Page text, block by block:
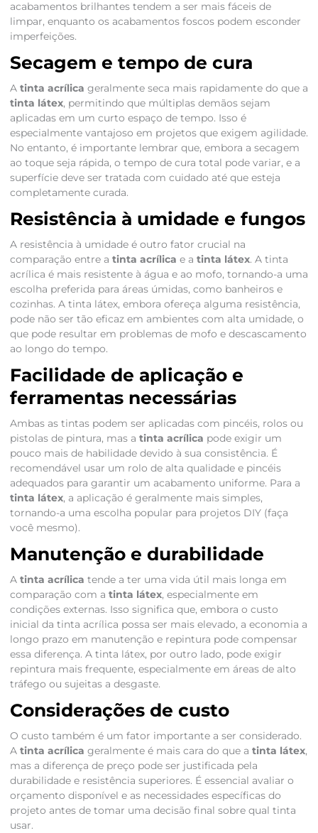
acabamentos brilhantes tendem a ser mais fáceis de
limpar, enquanto os acabamentos foscos podem esconder
imperfeições.
Secagem e tempo de cura
A tinta acrílica geralmente seca mais rapidamente do que a
tinta látex, permitindo que múltiplas demãos sejam
aplicadas em um curto espaço de tempo. Isso é
especialmente vantajoso em projetos que exigem agilidade.
No entanto, é importante lembrar que, embora a secagem
ao toque seja rápida, o tempo de cura total pode variar, e a
superfície deve ser tratada com cuidado até que esteja
completamente curada.
Resistência à umidade e fungos
A resistência à umidade é outro fator crucial na
comparação entre a tinta acrílica e a tinta látex. A tinta
acrílica é mais resistente à água e ao mofo, tornando-a uma
escolha preferida para áreas úmidas, como banheiros e
cozinhas. A tinta látex, embora ofereça alguma resistência,
pode não ser tão eficaz em ambientes com alta umidade, o
que pode resultar em problemas de mofo e descascamento
ao longo do tempo.
Facilidade de aplicação e
ferramentas necessárias
Ambas as tintas podem ser aplicadas com pincéis, rolos ou
pistolas de pintura, mas a tinta acrílica pode exigir um
pouco mais de habilidade devido à sua consistência. É
recomendável usar um rolo de alta qualidade e pincéis
adequados para garantir um acabamento uniforme. Para a
tinta látex, a aplicação é geralmente mais simples,
tornando-a uma escolha popular para projetos DIY (faça
você mesmo).
Manutenção e durabilidade
A tinta acrílica tende a ter uma vida útil mais longa em
comparação com a tinta látex, especialmente em
condições externas. Isso significa que, embora o custo
inicial da tinta acrílica possa ser mais elevado, a economia a
longo prazo em manutenção e repintura pode compensar
essa diferença. A tinta látex, por outro lado, pode exigir
repintura mais frequente, especialmente em áreas de alto
tráfego ou sujeitas a desgaste.
Considerações de custo
O custo também é um fator importante a ser considerado.
A tinta acrílica geralmente é mais cara do que a tinta látex,
mas a diferença de preço pode ser justificada pela
durabilidade e resistência superiores. É essencial avaliar o
orçamento disponível e as necessidades específicas do
projeto antes de tomar uma decisão final sobre qual tinta
usar.